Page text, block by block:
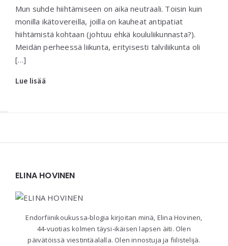
Mun suhde hiihtämiseen on aika neutraali. Toisin kuin
monilla ikätovereilla, joilla on kauheat antipatiat
hiihtämistä kohtaan (johtuu ehkä koululiikunnasta?).
Meidän perheessä liikunta, erityisesti talviliikunta oli
[…]
Lue lisää
ELINA HOVINEN
Endorfiinikoukussa-blogia kirjoitan minä, Elina Hovinen,
44-vuotias kolmen täysi-ikäisen lapsen äiti. Olen
päivätöissä viestintäalalla. Olen innostuja ja fiilistelijä.